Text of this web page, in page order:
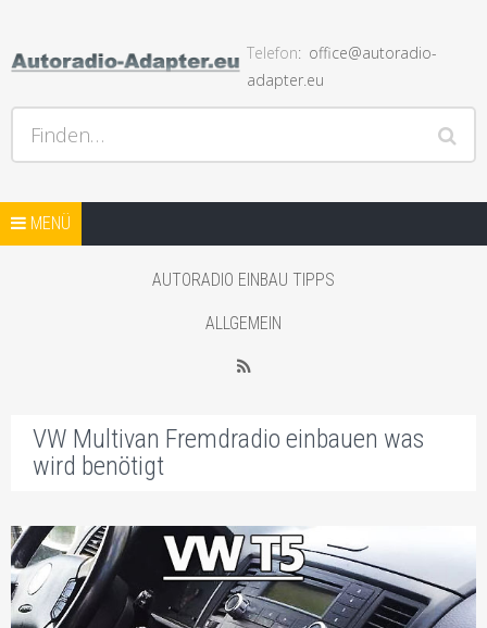
Hilfe bei Autoradios und der Installation und andere Hifi
Probleme, Radio Einbauhilfe und Anleitungen
Telefon
office@autoradio-
adapter.eu
Finden…
Springe zum Inhalt
MENÜ
AUTORADIO ADAPTER SHOP
AUTORADIO EINBAU TIPPS
ALLGEMEIN
RSS
VW Multivan Fremdradio einbauen was
wird benötigt